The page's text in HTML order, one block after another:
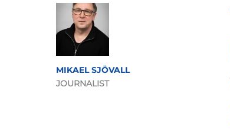
MIKAEL SJÖVALL
JOURNALIST